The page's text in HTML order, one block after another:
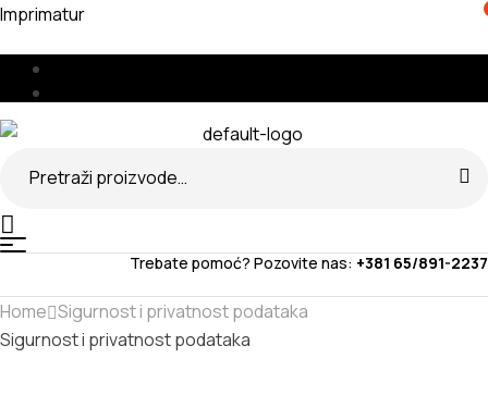
Imprimatur
Menu
Menu
Trebate pomoć? Pozovite nas: +381 65/891-2237
Home Sigurnost i privatnost podataka
Sigurnost i privatnost podataka